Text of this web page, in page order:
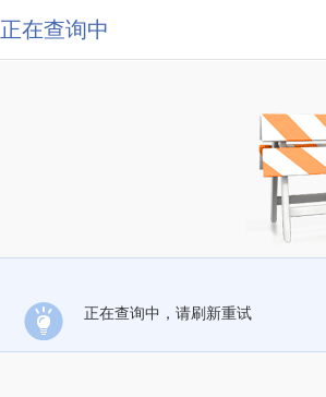
正在查询中
正在查询中，请刷新重试